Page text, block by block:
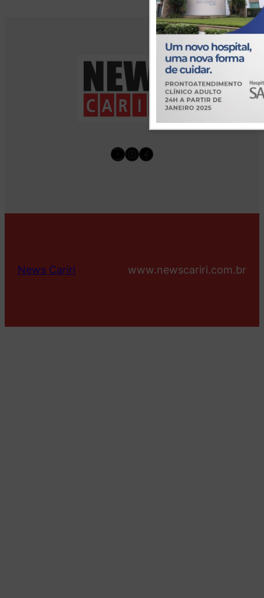
Youtube
Instagram
Facebook
News Cariri www.newscariri.com.br